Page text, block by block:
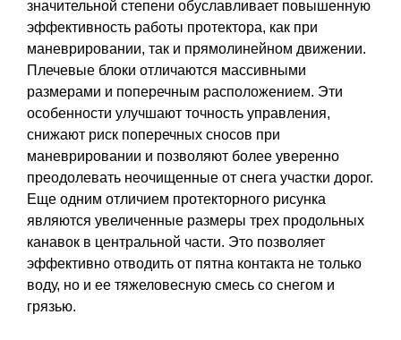
значительной степени обуславливает повышенную
эффективность работы протектора, как при
маневрировании, так и прямолинейном движении.
Плечевые блоки отличаются массивными
размерами и поперечным расположением. Эти
особенности улучшают точность управления,
снижают риск поперечных сносов при
маневрировании и позволяют более уверенно
преодолевать неочищенные от снега участки дорог.
Еще одним отличием протекторного рисунка
являются увеличенные размеры трех продольных
канавок в центральной части. Это позволяет
эффективно отводить от пятна контакта не только
воду, но и ее тяжеловесную смесь со снегом и
грязью.